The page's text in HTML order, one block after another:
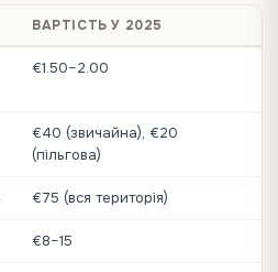
ВАРТІСТЬ У 2025
€1.50–2.00
€40 (звичайна), €20
(пільгова)
€75 (вся територія)
€8–15